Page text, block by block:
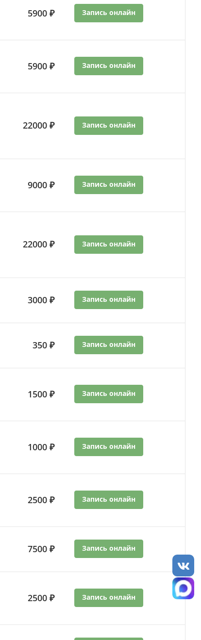
5900 ₽ Запись онлайн
5900 ₽ Запись онлайн
22000 ₽ Запись онлайн
9000 ₽ Запись онлайн
22000 ₽ Запись онлайн
3000 ₽ Запись онлайн
350 ₽ Запись онлайн
1500 ₽ Запись онлайн
1000 ₽ Запись онлайн
2500 ₽ Запись онлайн
7500 ₽ Запись онлайн
2500 ₽ Запись онлайн